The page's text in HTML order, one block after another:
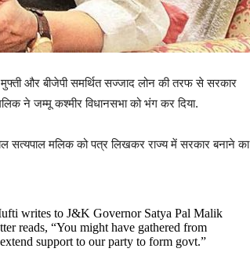
मुफ्ती और बीजेपी समर्थित सज्जाद लोन की तरफ से सरकार
ने जम्मू कश्मीर विधानसभा को भंग कर दिया.
सत्यपाल मलिक को पत्र लिखकर राज्य में सरकार बनाने का
writes to J&K Governor Satya Pal Malik
reads, “You might have gathered from
support to our party to form govt.”